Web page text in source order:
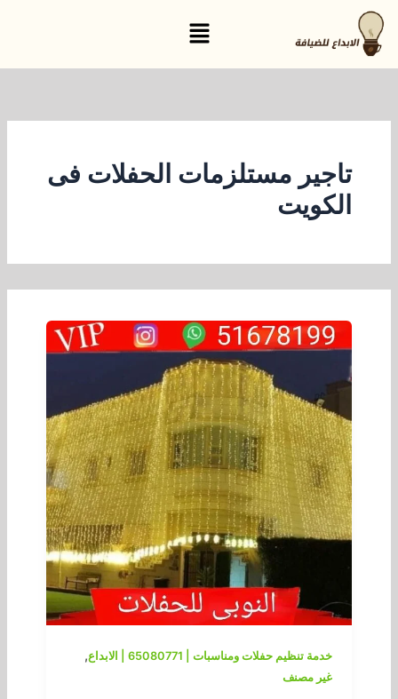
تخطي
إلى
المحتوى
القائمة
تاجير مستلزمات الحفلات فى
الكويت
خدمة تنظيم حفلات ومناسبات | 65080771 | الابداع ,
غير مصنف